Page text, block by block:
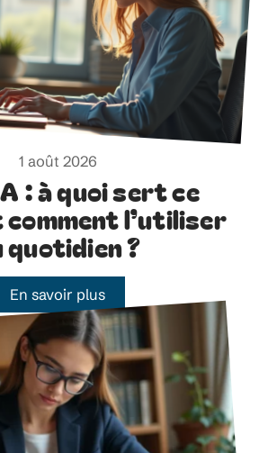
1 août 2026
: à quoi sert ce
l’utiliser
quotidien ?
En savoir plus